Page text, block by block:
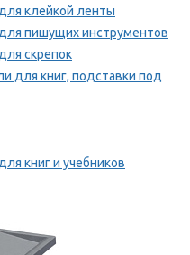
клейкой ленты
пишущих инструментов
скрепок
для книг, подставки под
книг и учебников